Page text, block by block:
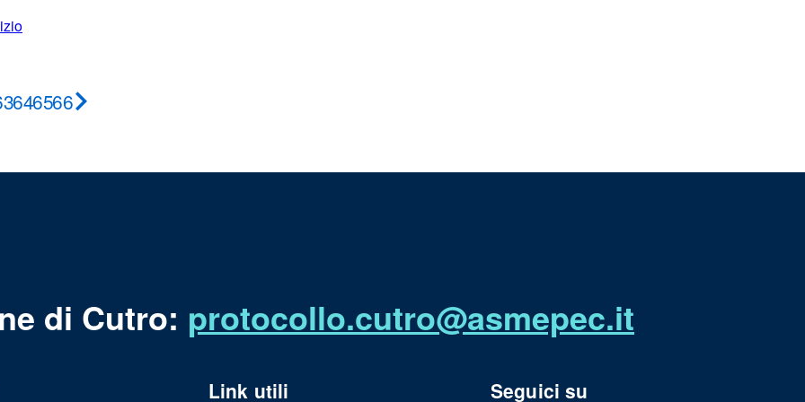
646566
di Cutro: protocollo.cutro@asmepec.it
Link utili Seguici su